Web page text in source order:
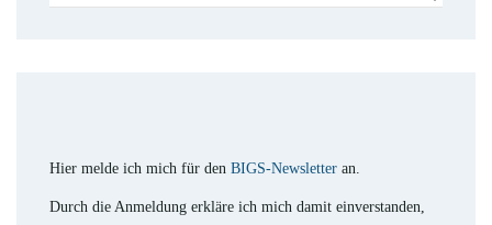
Hier melde ich mich für den BIGS-Newsletter an.
Durch die Anmeldung erkläre ich mich damit einverstanden,